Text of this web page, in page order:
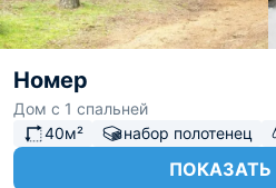
Номер
Дом с 1 спальней
40м²
набор полотенец